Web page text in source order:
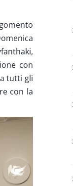
con
tutti gli
con la